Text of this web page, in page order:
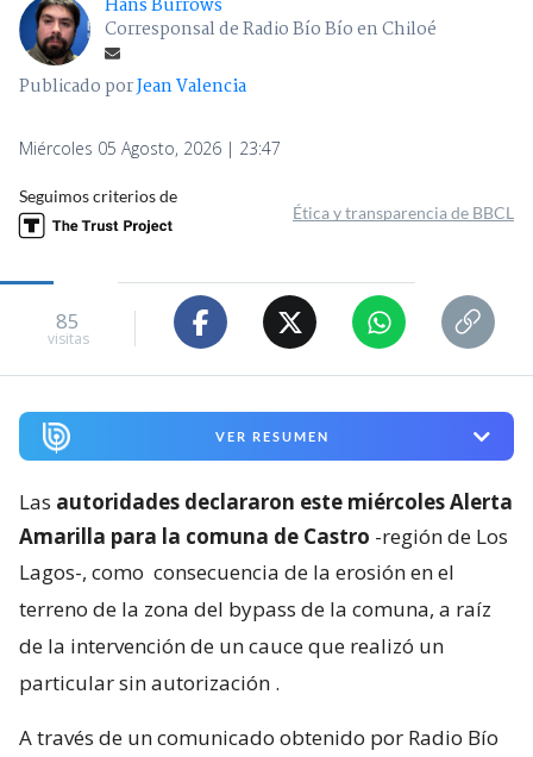
Hans Burrows
Corresponsal de Radio Bío Bío en Chiloé
Publicado porJean Valencia
Miércoles 05 Agosto, 2026 | 23:47
Seguimos criterios de
Ética y transparencia de BBCL
85
visitas
VER RESUMEN
Las autoridades declararon este miércoles Alerta
Amarilla para la comuna de Castro -región de Los
Lagos-, como consecuencia de la erosión en el
terreno de la zona del bypass de la comuna, a raíz
de la intervención de un cauce que realizó un
particular sin autorización .
A través de un comunicado obtenido por Radio Bío